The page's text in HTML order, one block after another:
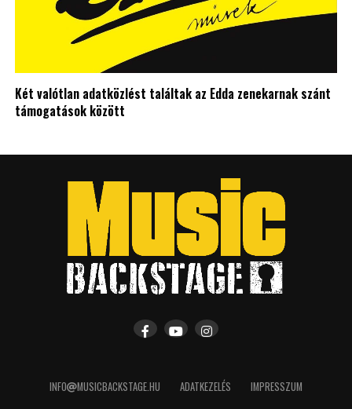
Két valótlan adatközlést találtak az Edda zenekarnak szánt
támogatások között
INFO MUSICBACKSTAGE.HU ADATKEZELÉS IMPRESSZUM